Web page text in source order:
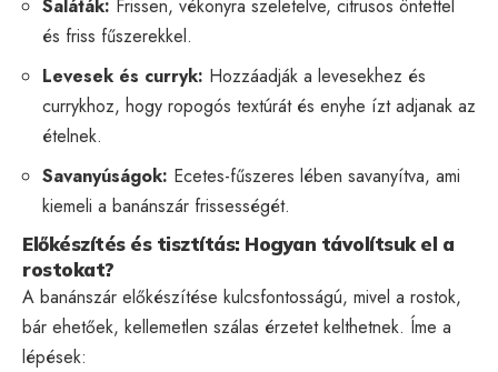
Saláták: Frissen, vékonyra szeletelve, citrusos öntettel
és friss fűszerekkel.
Levesek és curryk: Hozzáadják a levesekhez és
currykhoz, hogy ropogós textúrát és enyhe ízt adjanak az
ételnek.
Savanyúságok: Ecetes-fűszeres lében savanyítva, ami
kiemeli a banánszár frissességét.
Előkészítés és tisztítás: Hogyan távolítsuk el a
rostokat?
A banánszár előkészítése kulcsfontosságú, mivel a rostok,
bár ehetőek, kellemetlen szálas érzetet kelthetnek. Íme a
lépések: